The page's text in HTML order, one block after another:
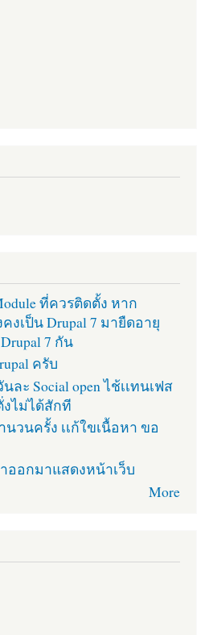
ที่ควรติดตั้ง หาก
งเป็น Drupal 7 มายืดอายุ
7 กัน
ครับ
ะ Social open ไช้เเทนเฟส
ไม่ได้สักที
วนครั้ง เเก้ใขเนื้อหา ขอ
ออกมาแสดงหน้าเว็บ
More